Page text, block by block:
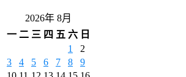
2026年 8月
一 二 三 四 五 六 日
1
2
3
4 5 6 7 8
9